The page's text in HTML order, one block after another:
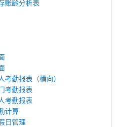
账龄分析表
勤报表（横向）
考勤报表
考勤报表
计算
日管理